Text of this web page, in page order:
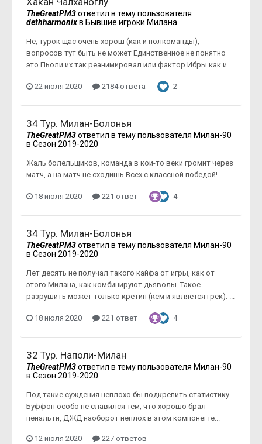
TheGreatPM3ответил в тему пользователя
dethharmonixв Бывшие игроки Милана
Не, турок щас очень хорош (как и полкоманды),
вопросов тут быть не может Единственное не понятно
это Пьоли их так реанимировал или фактор Ибры как и...
22 июля 2020 2184 ответа 2
34 Тур. Милан-Болонья
TheGreatPM3ответил в тему пользователя Милан-90
в Сезон 2019-2020
Жаль болельщиков, команда в кои-то веки громит через
матч, а на матч не сходишь Всех с классной победой!
18 июля 2020 221 ответ 4
34 Тур. Милан-Болонья
TheGreatPM3ответил в тему пользователя Милан-90
в Сезон 2019-2020
Лет десять не получал такого кайфа от игры, как от
этого Милана, как комбинируют дьяволы. Такое
разрушить может только кретин (кем и является грек). ...
18 июля 2020 221 ответ 4
32 Тур. Наполи-Милан
TheGreatPM3ответил в тему пользователя Милан-90
в Сезон 2019-2020
Под такие суждения неплохо бы подкрепить статистику.
Буффон особо не славился тем, что хорошо брал
пенальти, ДЖД наоборот неплох в этом компонегте...
12 июля 2020 227 ответов